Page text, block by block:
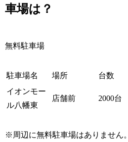
車場は？
無料駐車場
駐車場名 場所
台数
イオンモー
ル八幡東
店舗前 2000台
※周辺に無料駐車場はありません。